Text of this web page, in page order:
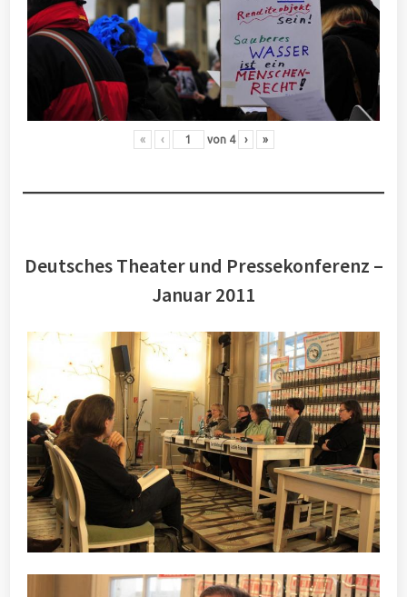
« ‹ von 4 › »
Deutsches Theater und Pressekonferenz –
Januar 2011